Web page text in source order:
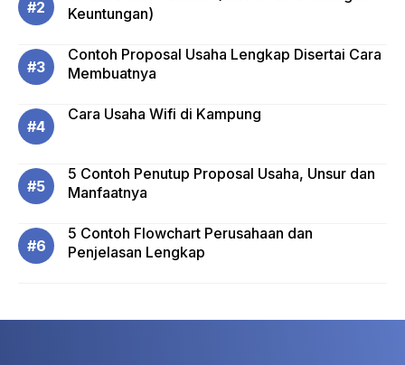
Keuntungan)
Contoh Proposal Usaha Lengkap Disertai Cara
Membuatnya
Cara Usaha Wifi di Kampung
5 Contoh Penutup Proposal Usaha, Unsur dan
Manfaatnya
5 Contoh Flowchart Perusahaan dan
Penjelasan Lengkap